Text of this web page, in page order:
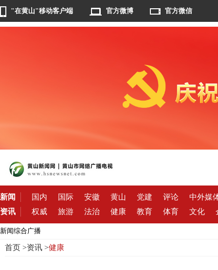
"在黄山"移动客户端 官方微博 官方微信
新闻 国内 国际 安徽 黄山 党建 评论
中外媒
资讯
权威 旅游 法治 健康 教育 体育 文化
新闻综合广播
首页>资讯>健康